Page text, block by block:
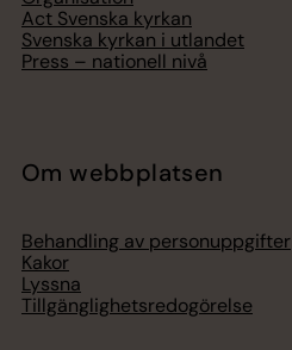
Act Svenska kyrkan
Svenska kyrkan i utlandet
Press – nationell nivå
Om webbplatsen
Behandling av personuppgifter
Kakor
Lyssna
Tillgänglighetsredogörelse